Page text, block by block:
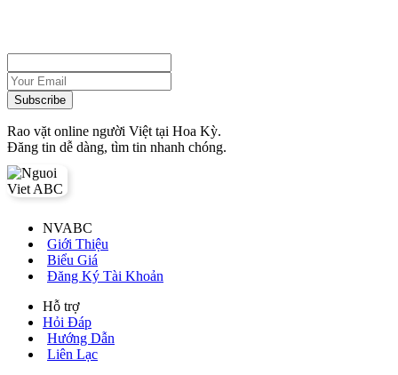
Rao vặt online người Việt tại Hoa Kỳ.
Đăng tin dễ dàng, tìm tin nhanh chóng.
NVABC
Giới Thiệu
Biểu Giá
Đăng Ký Tài Khoản
Hỗ trợ
Hỏi Đáp
Hướng Dẫn
Liên Lạc